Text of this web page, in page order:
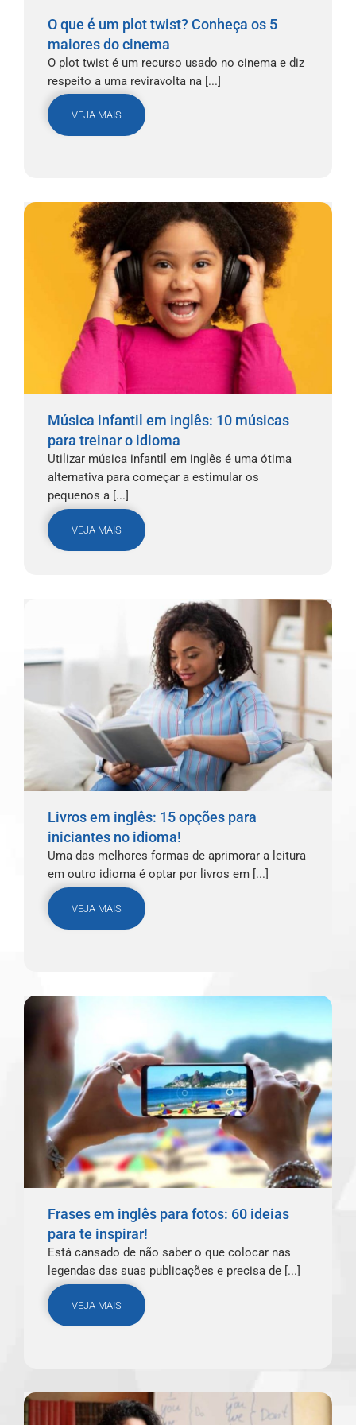
O que é um plot twist? Conheça os 5
maiores do cinema
O plot twist é um recurso usado no cinema e diz
respeito a uma reviravolta na [...]
VEJA MAIS
Música infantil em inglês: 10 músicas
para treinar o idioma
Utilizar música infantil em inglês é uma ótima
alternativa para começar a estimular os
pequenos a [...]
VEJA MAIS
Livros em inglês: 15 opções para
iniciantes no idioma!
Uma das melhores formas de aprimorar a leitura
em outro idioma é optar por livros em [...]
VEJA MAIS
Frases em inglês para fotos: 60 ideias
para te inspirar!
Está cansado de não saber o que colocar nas
legendas das suas publicações e precisa de [...]
VEJA MAIS